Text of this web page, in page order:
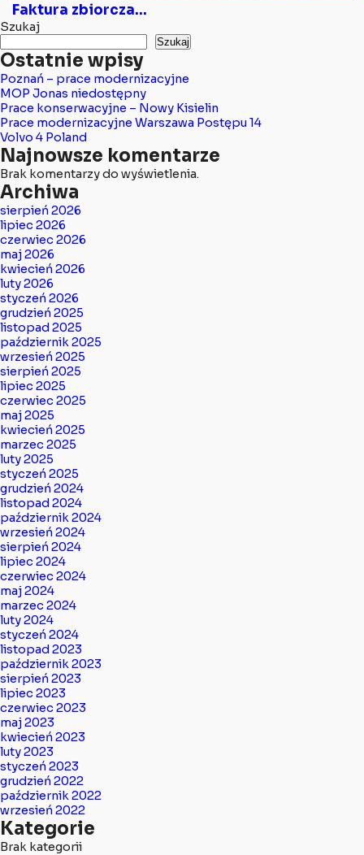
Faktura zbiorcza...
Szukaj
Szukaj
Ostatnie wpisy
Poznań – prace modernizacyjne
MOP Jonas niedostępny
Prace konserwacyjne – Nowy Kisielin
Prace modernizacyjne Warszawa Postępu 14
Volvo 4 Poland
Najnowsze komentarze
Brak komentarzy do wyświetlenia.
Archiwa
sierpień 2026
lipiec 2026
czerwiec 2026
maj 2026
kwiecień 2026
luty 2026
styczeń 2026
grudzień 2025
listopad 2025
październik 2025
wrzesień 2025
sierpień 2025
lipiec 2025
czerwiec 2025
maj 2025
kwiecień 2025
marzec 2025
luty 2025
styczeń 2025
grudzień 2024
listopad 2024
październik 2024
wrzesień 2024
sierpień 2024
lipiec 2024
czerwiec 2024
maj 2024
marzec 2024
luty 2024
styczeń 2024
listopad 2023
październik 2023
sierpień 2023
lipiec 2023
czerwiec 2023
maj 2023
kwiecień 2023
luty 2023
styczeń 2023
grudzień 2022
październik 2022
wrzesień 2022
Kategorie
Brak kategorii